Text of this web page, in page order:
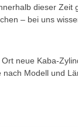
dieser Zeit
– bei uns
neue Kaba-
Modell und